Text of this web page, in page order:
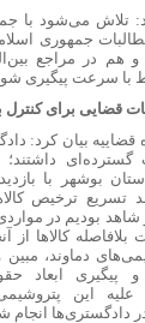
تلاش می‌شود با
جمهوری
هم در مراجع
با سرعت پیگیری
قضایی برای کنترل
بیان کرد:
گسترده‌ای داشتند؛
بوشهر با
تسریع ترخیص
شاهد بودیم در
بلافاصله کالا‌ها
دماوند،
پیگیری ابعاد
علیه این
دادگستری‌ها انجام